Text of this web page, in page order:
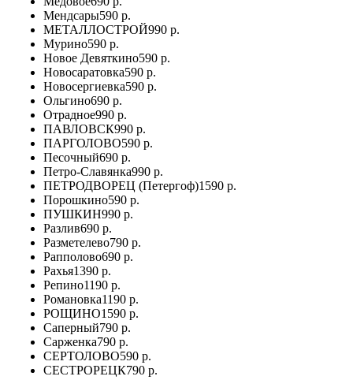
Мендсары590 р.
МЕТАЛЛОСТРОЙ990 р.
Мурино590 р.
Новое Девяткино590 р.
Новосаратовка590 р.
Новосергиевка590 р.
Ольгино690 р.
Отрадное990 р.
ПАВЛОВСК990 р.
ПАРГОЛОВО590 р.
Песочный690 р.
Петро-Славянка990 р.
ПЕТРОДВОРЕЦ (Петергоф)1590 р.
Порошкино590 р.
ПУШКИН990 р.
Разлив690 р.
Разметелево790 р.
Рапполово690 р.
Рахья1390 р.
Репино1190 р.
Романовка1190 р.
РОЩИНО1590 р.
Саперный790 р.
Сарженка790 р.
СЕРТОЛОВО590 р.
СЕСТРОРЕЦК790 р.